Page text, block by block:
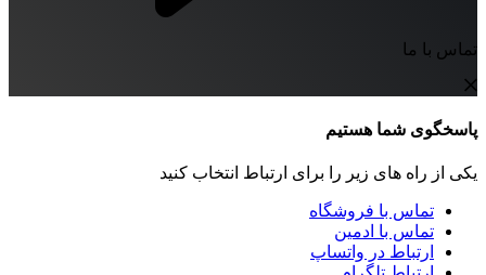
تماس با ما
پاسخگوی شما هستیم
یکی از راه های زیر را برای ارتباط انتخاب کنید
تماس با فروشگاه
تماس با ادمین
ارتباط در واتساپ